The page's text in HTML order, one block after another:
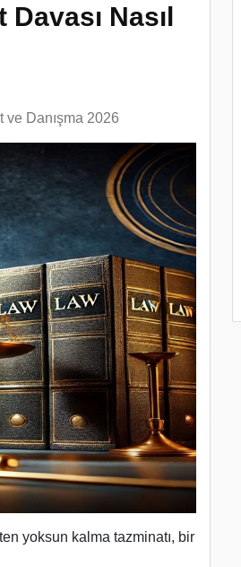
Nasıl
ve Danışma 2026
yoksun kalma tazminatı, bir